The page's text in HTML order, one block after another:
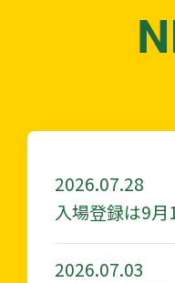
2026.07.28
入場登録は9
2026.07.03